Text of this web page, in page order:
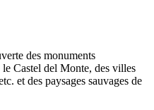
des monuments
Castel del Monte, des villes
et des paysages sauvages de